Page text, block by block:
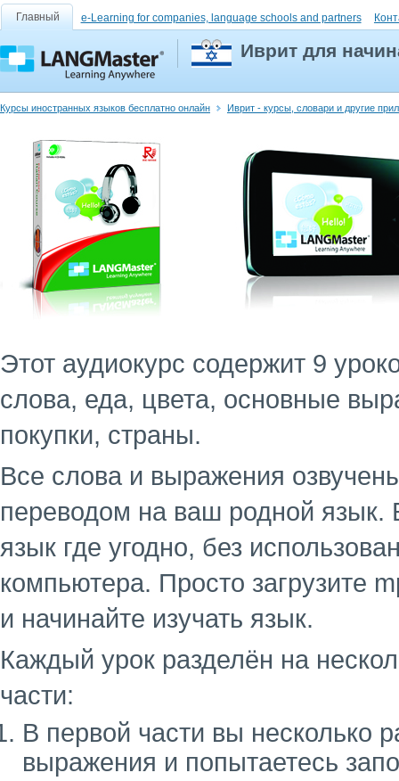
Главный e-Learning for companies, language schools and partners
Иврит для
Курсы иностранных языков бесплатно онлайн Иврит - курсы, словари и другие
Этот аудиокурс содержит 9
слова, еда, цвета, основные
покупки, страны.
Все слова и выражения
переводом на ваш родной язык.
язык где угодно, без
компьютера. Просто загрузите
и начинайте изучать язык.
Каждый урок разделён на
части:
В первой части вы несколько
выражения и попытаетесь